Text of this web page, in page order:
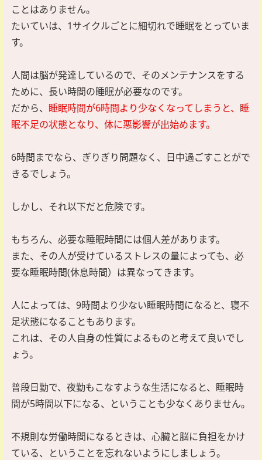
ことはありません。
たいていは、1サイクルごとに細切れで睡眠をとっていま
す。
人間は脳が発達しているので、そのメンテナンスをする
ために、長い時間の睡眠が必要なのです。
だから、 睡眠時間が6時間より少なくなってしまうと、睡
眠不足の状態となり、体に悪影響が出始めます。
6時間までなら、ぎりぎり問題なく、日中過ごすことがで
きるでしょう。
しかし、それ以下だと危険です。
もちろん、必要な睡眠時間には個人差があります。
また、その人が受けているストレスの量によっても、必
要な睡眠時間(休息時間）は異なってきます。
人によっては、9時間より少ない睡眠時間になると、寝不
足状態になることもあります。
これは、その人自身の性質によるものと考えて良いでし
ょう。
普段日勤で、夜勤もこなすような生活になると、睡眠時
間が5時間以下になる、ということも少なくありません。
不規則な労働時間になるときは、心臓と脳に負担をかけ
ている、ということを忘れないようにしましょう。